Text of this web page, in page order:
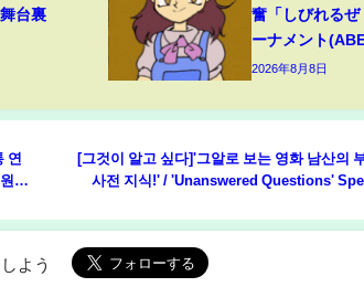
台裏
奮「しびれるぜ
ーナメント
2026年8月8日
연
[그것이 알고 싶다]'그알로 보는 영화 남산의
사전 지식!' / 'Unanswered Questions'
よう